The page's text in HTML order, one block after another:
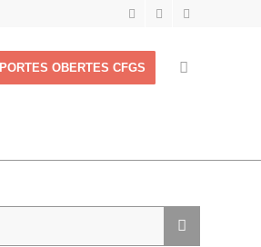
PORTES OBERTES CFGS